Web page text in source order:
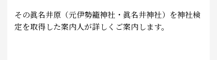
その眞名井原（元伊勢籠神社・眞名井神社）を神社検
定を取得した案内人が詳しくご案内します。